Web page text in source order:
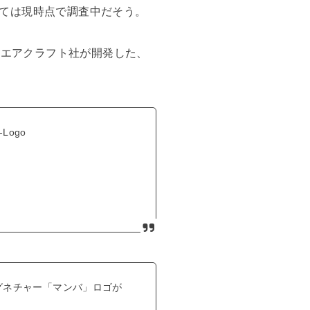
は現時点で調査中だそう。
アクラフト社が開発した、
Logo
チャー「マンバ」ロゴが